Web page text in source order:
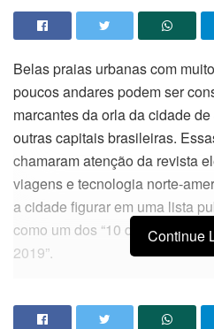
Belas praias urbanas com
poucos andares podem ser
marcantes da orla da cidade
outras capitais brasileiras.
chamaram atenção da revista
viagens e tecnologia norte-
a cidade figurar em uma lista
como um dos “10 destinos que
2019”.
visitação durante todo ano e
Continue